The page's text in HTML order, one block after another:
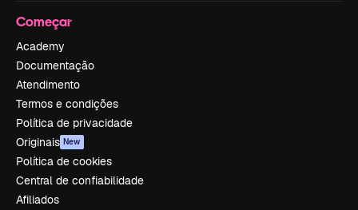
Começar
Academy
Documentação
Atendimento
Termos e condições
Política de privacidade
Originais New
Política de cookies
Central de confiabilidade
Afiliados